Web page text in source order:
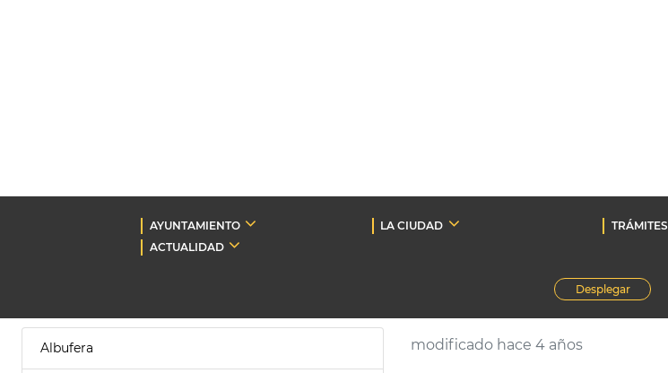
AYUNTAMIENTO LA CIUDAD TRÁMITES
ACTUALIDAD
Desplegar
Albufera modificado hace 4 años